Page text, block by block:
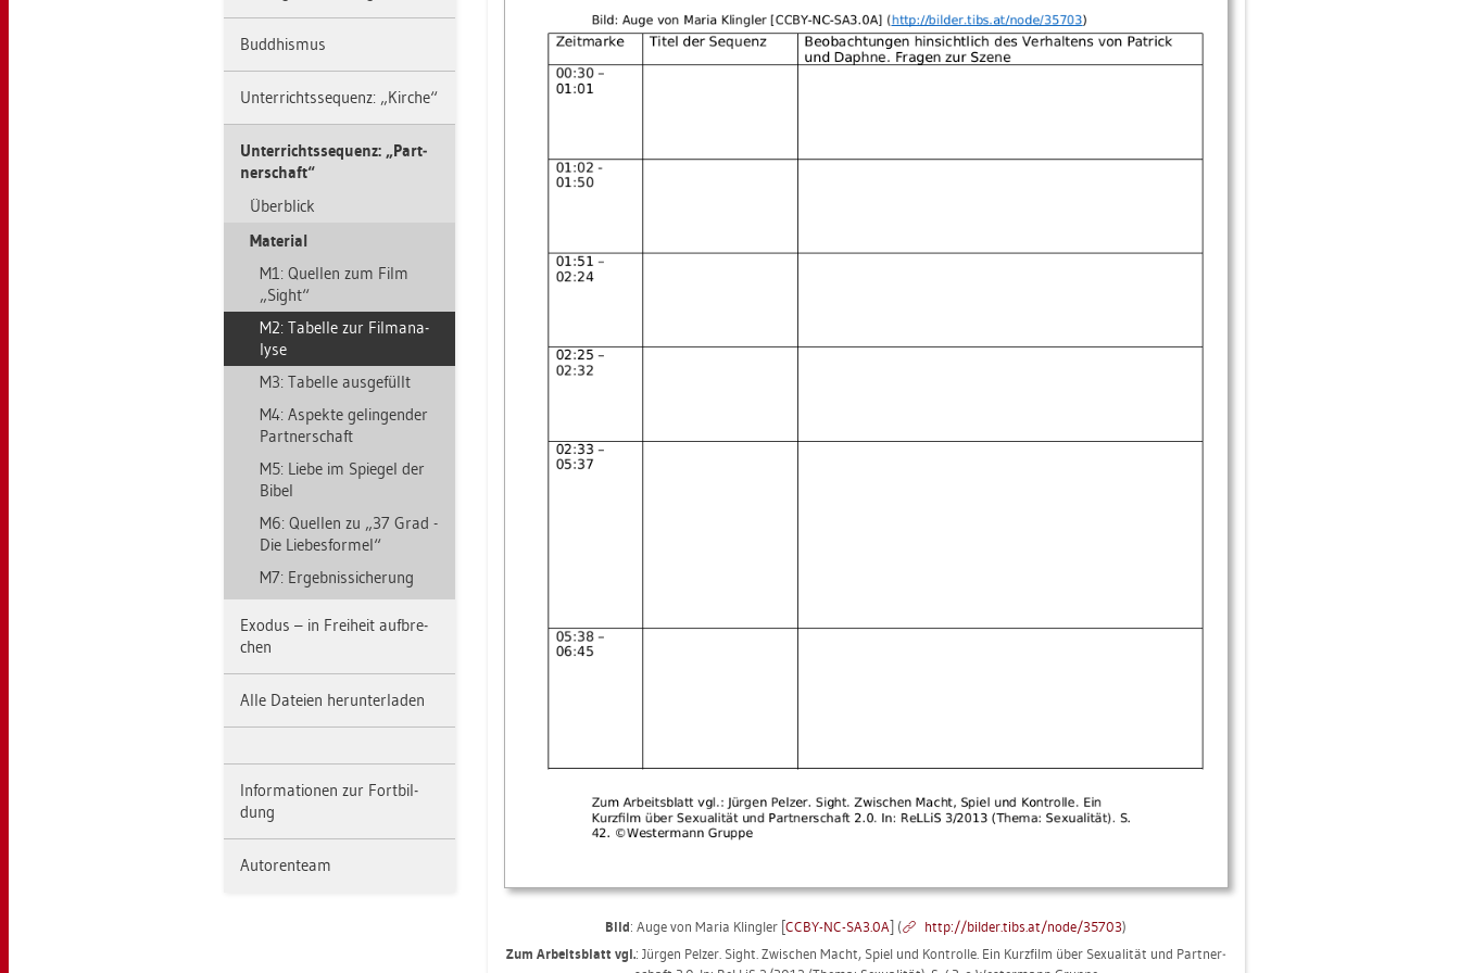
Bud­dhis­mus
Un­ter­richts­se­quenz: „Kir­che“
Un­ter­richts­se­quenz: „Part­
ner­schaft“
Über­blick
Ma­te­ri­al
M1: Quel­len zum Film
„Sight“
M2: Ta­bel­le zur Film­ana­
ly­se
M3: Ta­bel­le aus­ge­füllt
M4: As­pek­te ge­lin­gen­der
Part­ner­schaft
M5: Liebe im Spie­gel der
Bibel
M6: Quel­len zu „37 Grad -
Die Lie­bes­for­mel“
M7: Er­geb­nis­si­che­rung
Exo­dus – in Frei­heit auf­bre­
chen
Alle Da­tei­en her­un­ter­la­den
In­for­ma­tio­nen zur Fort­bil­
dung
Au­to­ren­team
Bild: Auge von Maria Kling­ler [CCBY-NC-SA3.0A] ( http://​bil­der.​tibs.​at/​node/​35703)
Zum Ar­beits­blatt vgl.: Jür­gen Pel­zer. Sight. Zwi­schen Macht, Spiel und Kon­trol­le. Ein Kurz­film über Se­xua­li­tät und Part­ner­